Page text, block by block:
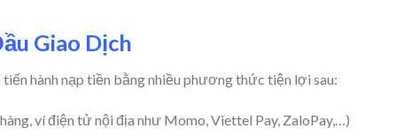
Giao Dịch
hành nạp tiền bằng nhiều phương thức tiện lợi sau:
ví điện tử nội địa như Momo, Viettel Pay, ZaloPay,…)